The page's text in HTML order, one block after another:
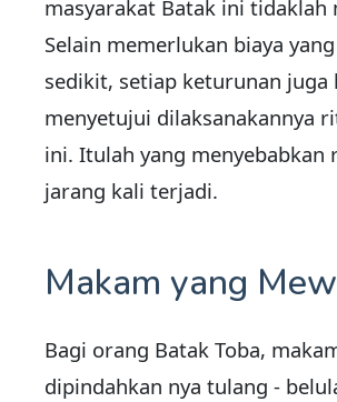
masyarakat Batak ini tidaklah
Selain memerlukan biaya
sedikit, setiap keturunan juga
menyetujui dilaksanakannya
ini. Itulah yang menyebabkan
jarang kali terjadi.
Makam yang
Bagi orang Batak Toba,
dipindahkan nya tulang -